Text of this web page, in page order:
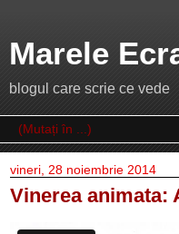
Marele
blogul care scrie ce vede
vineri, 28 noiembrie 2014
Vinerea animata: